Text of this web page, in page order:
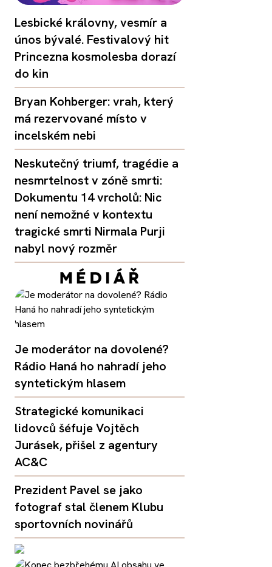
Lesbické královny, vesmír a
únos bývalé. Festivalový hit
Princezna kosmolesba dorazí
do kin
Bryan Kohberger: vrah, který
má rezervované místo v
incelském nebi
Neskutečný triumf, tragédie a
nesmrtelnost v zóně smrti:
Dokumentu 14 vrcholů: Nic
není nemožné v kontextu
tragické smrti Nirmala Purji
nabyl nový rozměr
Je moderátor na dovolené?
Rádio Haná ho nahradí jeho
syntetickým hlasem
Strategické komunikaci
lidovců šéfuje Vojtěch
Jurásek, přišel z agentury
AC&C
Prezident Pavel se jako
fotograf stal členem Klubu
sportovních novinářů